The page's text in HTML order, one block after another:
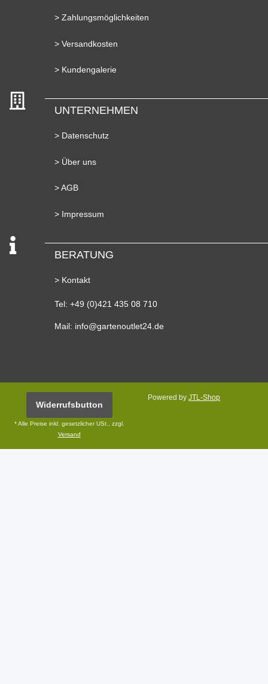
> Zahlungsmöglichkeiten
> Versandkosten
> Kundengalerie
UNTERNEHMEN
> Datenschutz
> Über uns
> AGB
> Impressum
BERATUNG
> Kontakt
Tel: +49 (0)421 435 08 710
Mail: info@gartenoutlet24.de
Widerrufsbutton
* Alle Preise inkl. gesetzlicher USt., zzgl.
Versand
Powered by JTL-Shop